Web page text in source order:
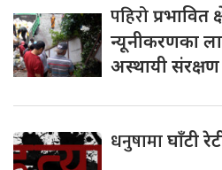
पहिरोप्रभावित
न्यूनीकरणका
अस्थायी
धनुषामाघाँटी